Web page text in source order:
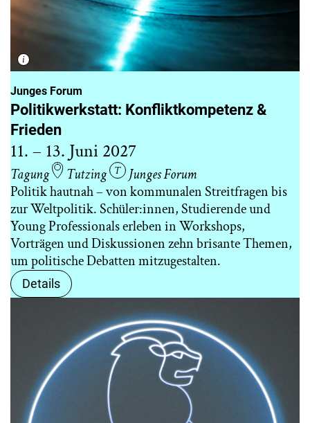
Junges Forum
Politikwerkstatt: Konfliktkompetenz &
Frieden
11. – 13. Juni 2027
Tagung Tutzing
Junges Forum
Politik hautnah – von kommunalen Streitfragen bis
zur Weltpolitik. Schüler:innen, Studierende und
Young Professionals erleben in Workshops,
Vorträgen und Diskussionen zehn brisante Themen,
um politische Debatten mitzugestalten.
Details